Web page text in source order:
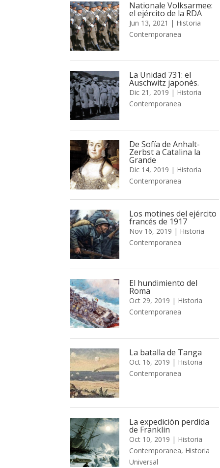
Nationale Volksarmee:
el ejército de la RDA
Jun 13, 2021 | Historia
Contemporanea
La Unidad 731: el
Auschwitz japonés.
Dic 21, 2019 | Historia
Contemporanea
De Sofía de Anhalt-
Zerbst a Catalina la
Grande
Dic 14, 2019 | Historia
Contemporanea
Los motines del ejército
francés de 1917
Nov 16, 2019 | Historia
Contemporanea
El hundimiento del
Roma
Oct 29, 2019 | Historia
Contemporanea
La batalla de Tanga
Oct 16, 2019 | Historia
Contemporanea
La expedición perdida
de Franklin
Oct 10, 2019 | Historia
Contemporanea, Historia
Universal